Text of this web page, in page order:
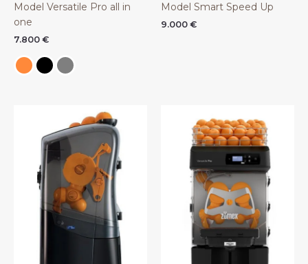
Model Versatile Pro all in
one
7.800 €
Model Smart Speed Up
9.000 €